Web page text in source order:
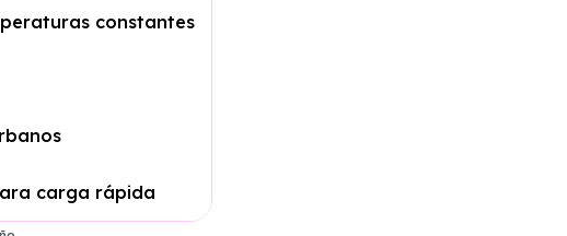
constantes
carga rápida